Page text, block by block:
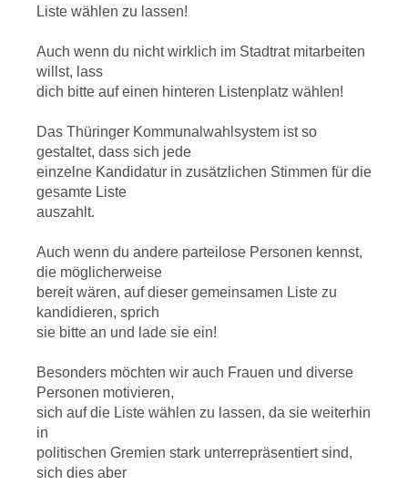
Liste wählen zu lassen!
Auch wenn du nicht wirklich im Stadtrat mitarbeiten
willst, lass
dich bitte auf einen hinteren Listenplatz wählen!
Das Thüringer Kommunalwahlsystem ist so
gestaltet, dass sich jede
einzelne Kandidatur in zusätzlichen Stimmen für die
gesamte Liste
auszahlt.
Auch wenn du andere parteilose Personen kennst,
die möglicherweise
bereit wären, auf dieser gemeinsamen Liste zu
kandidieren, sprich
sie bitte an und lade sie ein!
Besonders möchten wir auch Frauen und diverse
Personen motivieren,
sich auf die Liste wählen zu lassen, da sie weiterhin
in
politischen Gremien stark unterrepräsentiert sind,
sich dies aber